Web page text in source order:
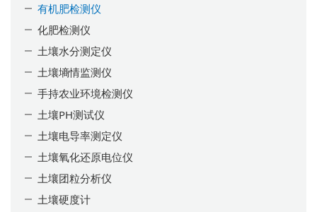
有机肥检测仪
化肥检测仪
土壤水分测定仪
土壤墒情监测仪
手持农业环境检测仪
土壤PH测试仪
土壤电导率测定仪
土壤氧化还原电位仪
土壤团粒分析仪
土壤硬度计